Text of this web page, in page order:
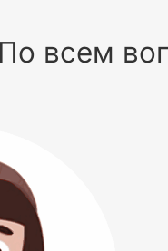
По всем